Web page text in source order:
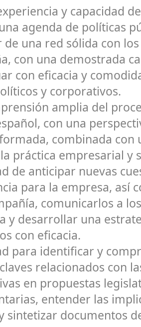
y capacidad
agenda de políticas
de una red sólida con
con una demostrada
con eficacia y
y corporativos.
amplia del
con una
combinada con
práctica empresarial y
de anticipar nuevas
para la empresa, así
comunicarlos a
y desarrollar una
con eficacia.
para identificar y
relacionados con
en propuestas
entender las
sintetizar documentos